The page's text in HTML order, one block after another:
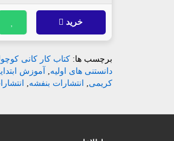
خرید
برچسب ها: کتاب کار کانی
دانستنی های اولیه, آموزش
کریمی, انتشارات بنفشه,